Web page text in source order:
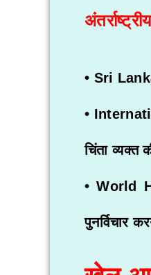
• Sri
•
चिंता व्यक्त
•World
पुनर्विचार